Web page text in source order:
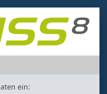
ein: